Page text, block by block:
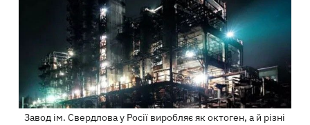
Завод ім. Свердлова у Росії виробляє як октоген, а й різні